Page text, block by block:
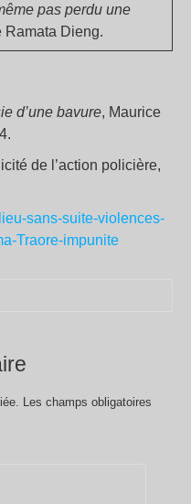
pas perdu une
Ramata Dieng.
d’une bavure, Maurice
de l’action policière,
sans-suite-violences-
Traore-impunite
Les champs obligatoires